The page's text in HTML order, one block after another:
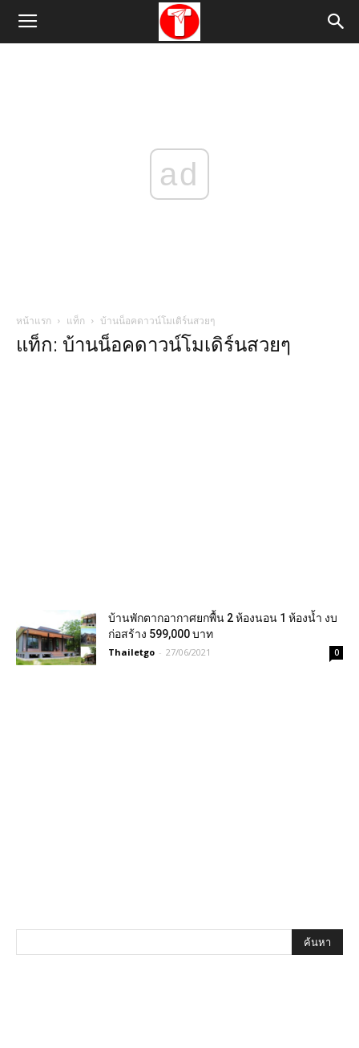
ad
หน้าแรก แท็ก บ้านน็อคดาวน์โมเดิร์นสวยๆ
แท็ก: บ้านน็อคดาวน์โมเดิร์นสวยๆ
บ้านพักตากอากาศยกพื้น 2 ห้องนอน 1 ห้องน้ำ งบ
ก่อสร้าง 599,000 บาท
Thailetgo - 27/06/2021 0